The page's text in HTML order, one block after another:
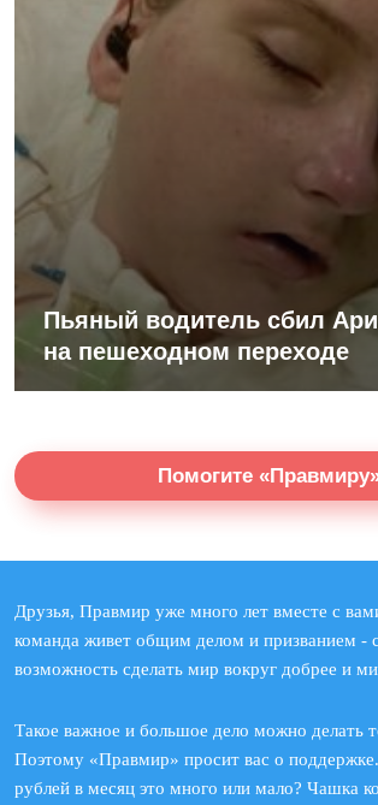
Пьяный водитель сбил
на пешеходном переходе
Помогите
Друзья, Правмир уже много лет вместе с
команда живет общим делом и призванием -
возможность сделать мир вокруг добрее и
Такое важное и большое дело можно делать
Поэтому «Правмир» просит вас о
рублей в месяц это много или мало? Чашка